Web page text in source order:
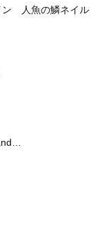
ン 人魚の鱗ネイル